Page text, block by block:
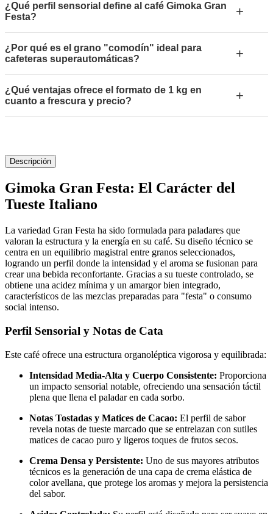
¿Qué perfil sensorial define al café Gimoka Gran
Festa?
+
¿Por qué es el grano "comodín" ideal para
cafeteras superautomáticas?
+
¿Qué ventajas ofrece el formato de 1 kg en
cuanto a frescura y precio?
+
Descripción
Gimoka Gran Festa: El Carácter del
Tueste Italiano
La variedad Gran Festa ha sido formulada para paladares que
valoran la estructura y la energía en su café. Su diseño técnico se
centra en un equilibrio magistral entre granos seleccionados,
logrando un perfil donde la intensidad y el aroma se fusionan para
crear una bebida reconfortante. Gracias a su tueste controlado, se
obtiene una acidez mínima y un amargor bien integrado,
característicos de las mezclas preparadas para "festa" o consumo
social intenso.
Perfil Sensorial y Notas de Cata
Este café ofrece una estructura organoléptica vigorosa y equilibrada:
Intensidad Media-Alta y Cuerpo Consistente: Proporciona
un impacto sensorial notable, ofreciendo una sensación táctil
plena que llena el paladar en cada sorbo.
Notas Tostadas y Matices de Cacao: El perfil de sabor
revela notas de tueste marcado que se entrelazan con sutiles
matices de cacao puro y ligeros toques de frutos secos.
Crema Densa y Persistente: Uno de sus mayores atributos
técnicos es la generación de una capa de crema elástica de
color avellana, que protege los aromas y mejora la persistencia
del sabor.